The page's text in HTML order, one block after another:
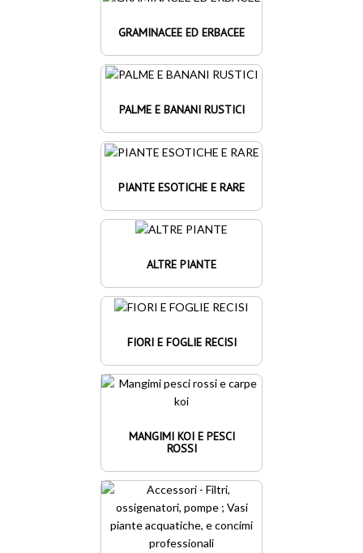
GRAMINACEE ED ERBACEE
PALME E BANANI RUSTICI
PIANTE ESOTICHE E RARE
ALTRE PIANTE
FIORI E FOGLIE RECISI
MANGIMI KOI E PESCI
ROSSI